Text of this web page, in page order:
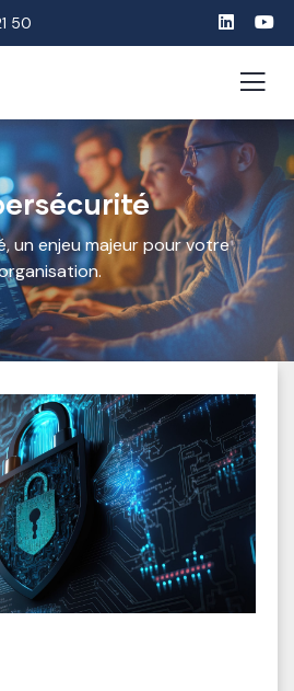
50
un enjeu majeur pour votre